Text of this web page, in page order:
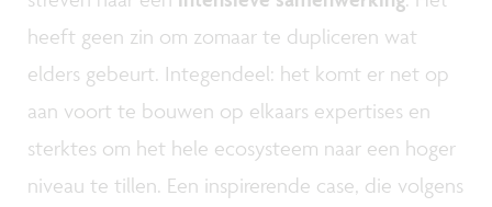
heeft geen zin om zomaar te dupliceren wat
elders gebeurt. Integendeel: het komt er net op
aan voort te bouwen op elkaars expertises en
sterktes om het hele ecosysteem naar een hoger
niveau te tillen. Een inspirerende case, die volgens